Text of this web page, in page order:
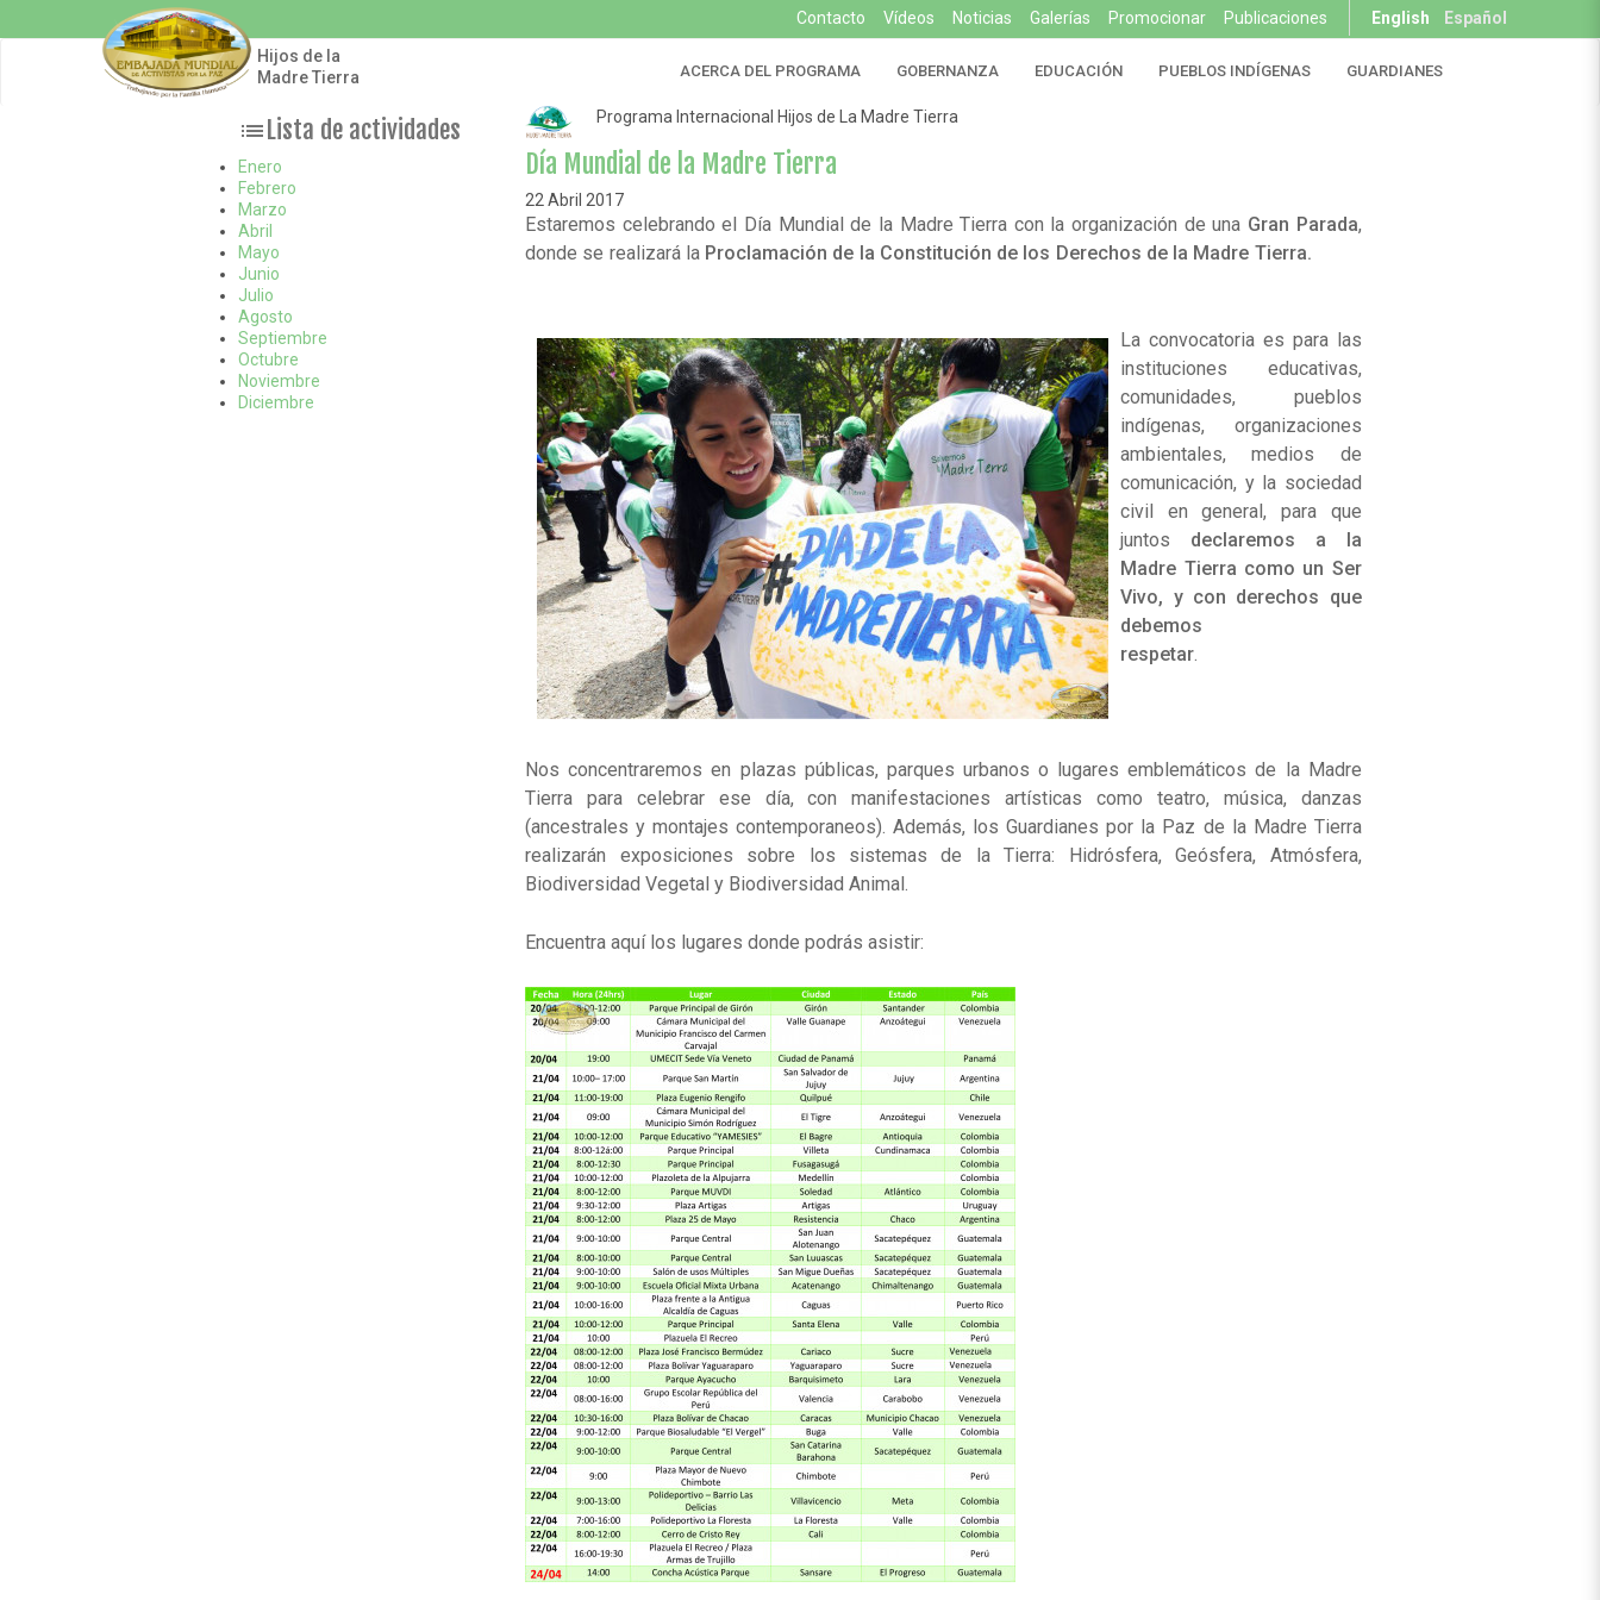
English Español
Contacto Vídeos Noticias Galerías Promocionar
Publicaciones
Hijos de la
Madre Tierra
ACERCA DEL PROGRAMA GOBERNANZA EDUCACIÓN PUEBLOS INDÍGENAS GUARDIANES
listLista de actividades
Enero
Febrero
Marzo
Abril
Mayo
Junio
Julio
Agosto
Septiembre
Octubre
Noviembre
Diciembre
Programa Internacional Hijos de La Madre Tierra
Día Mundial de la Madre Tierra
22 Abril 2017
Estaremos celebrando el Día Mundial de la Madre Tierra con la organización de una Gran Parada,
donde se realizará la Proclamación de la Constitución de los Derechos de la Madre Tierra.
La convocatoria es para las
instituciones educativas,
comunidades, pueblos
indígenas, organizaciones
ambientales, medios de
comunicación, y la sociedad
civil en general, para que
juntos declaremos a la
Madre Tierra como un Ser
Vivo, y con derechos que
debemos
respetar.
Nos concentraremos en plazas públicas, parques urbanos o lugares emblemáticos de la Madre
Tierra para celebrar ese día, con manifestaciones artísticas como teatro, música, danzas
(ancestrales y montajes contemporaneos). Además, los Guardianes por la Paz de la Madre Tierra
realizarán exposiciones sobre los sistemas de la Tierra: Hidrósfera, Geósfera, Atmósfera,
Biodiversidad Vegetal y Biodiversidad Animal.
Encuentra aquí los lugares donde podrás asistir: